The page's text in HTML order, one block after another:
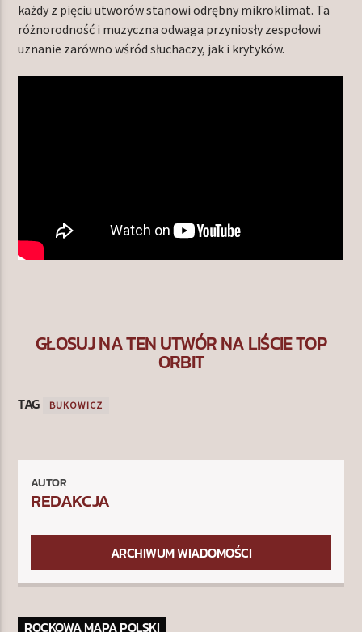
każdy z pięciu utworów stanowi odrębny mikroklimat. Ta
różnorodność i muzyczna odwaga przyniosły zespołowi
uznanie zarówno wśród słuchaczy, jak i krytyków.
GŁOSUJ NA TEN UTWÓR NA LIŚCIE TOP
ORBIT
TAG BUKOWICZ
AUTOR
REDAKCJA
ARCHIWUM WIADOMOŚCI
ROCKOWA MAPA POLSKI